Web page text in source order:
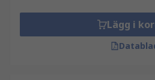
Lägg i